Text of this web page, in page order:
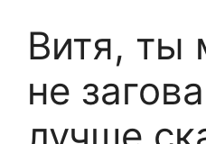
Витя, ты
не